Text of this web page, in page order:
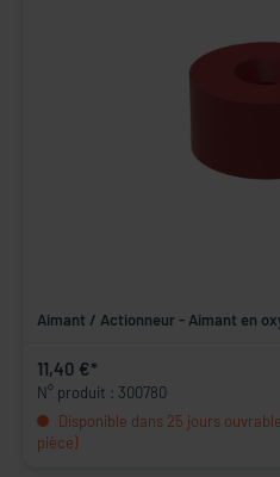
Aimant / Actionneur - Aimant en
11,40 €*
N° produit : 300780
Disponible dans 25 jours
pièce)